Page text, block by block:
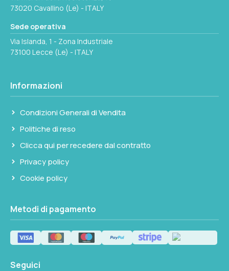
73020 Cavallino (Le) - ITALY
Sede operativa
Via Islanda, 1 - Zona Industriale
73100 Lecce (Le) - ITALY
Informazioni
Condizioni Generali di Vendita
Politiche di reso
Clicca qui per recedere dal contratto
Privacy policy
Cookie policy
Metodi di pagamento
Seguici